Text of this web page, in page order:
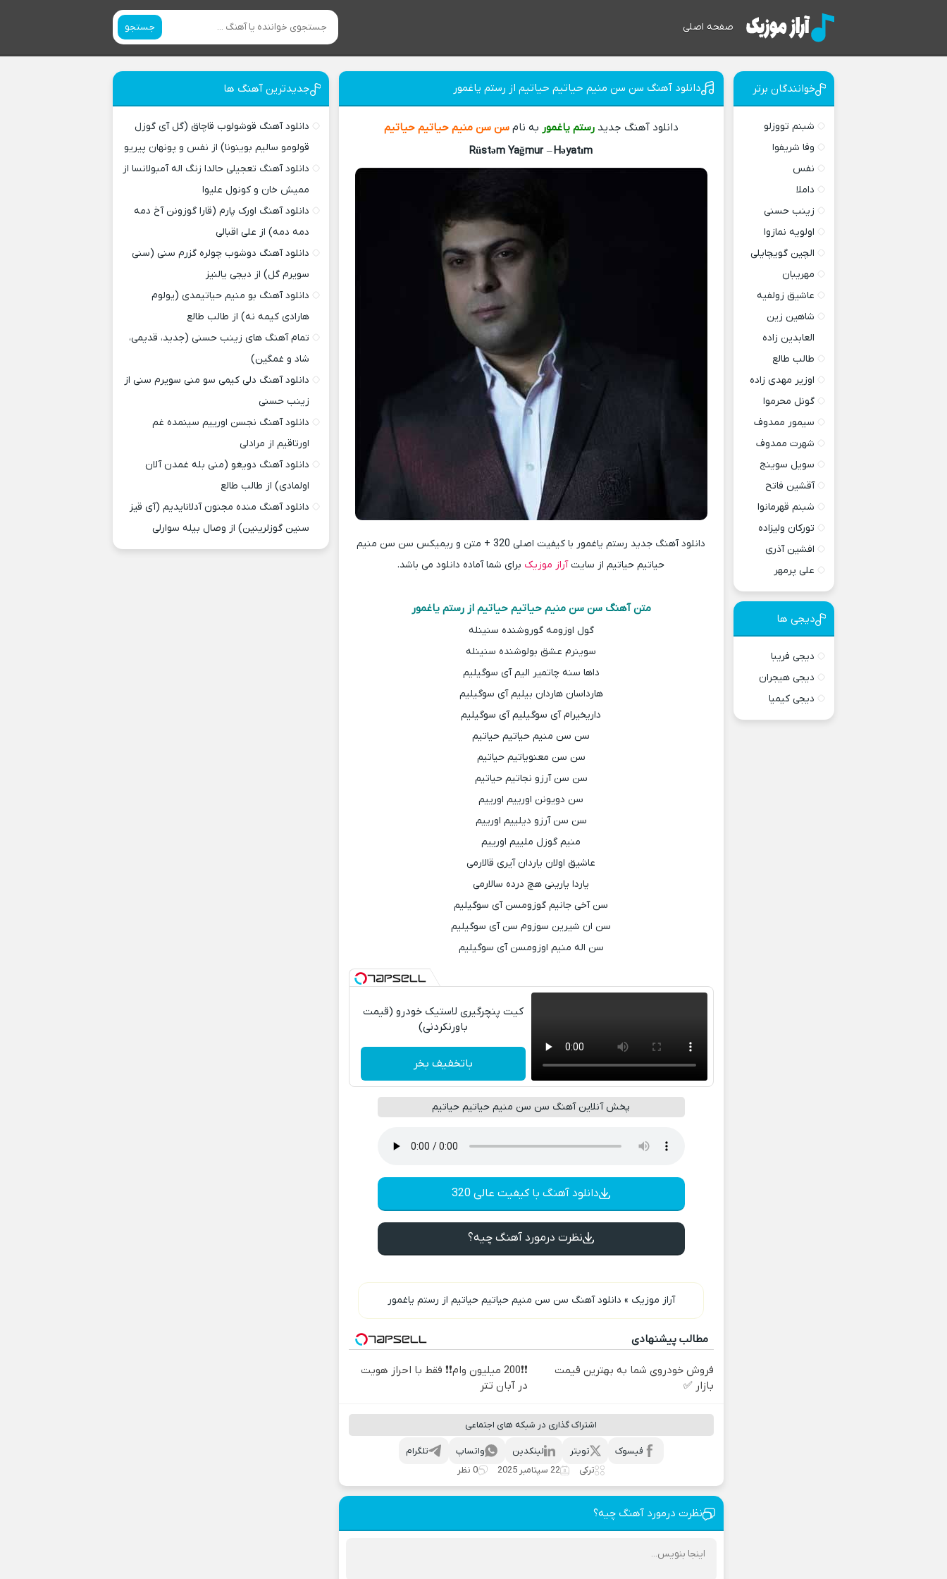
صفحه اصلی جستجو
دانلود آهنگ سن سن منیم حیاتیم حیاتیم از رستم یاغمور
دانلود آهنگ جدیدرستم یاغمور به نامسن سن منیم حیاتیم حیاتیم
Rüstəm Yağmur –Həyatım
دانلود آهنگ جدید رستم یاغمور با کیفیت اصلی 320 + متن و ریمیکس سن سن منیم
حیاتیم حیاتیم از سایتآراز موزیک برای شما آماده دانلود می باشد.
متن آهنگ سن سن منیم حیاتیم حیاتیم از رستم یاغمور
گول اوزومه گوروشنده سنینله
سوینرم عشق بولوشنده سنینله
داها سنه چاتمیر الیم آی سوگیلیم
هارداسان هاردان بیلیم آی سوگیلیم
داریخیرام آی سوگیلیم آی سوگیلیم
سن سن منیم حیاتیم حیاتیم
سن سن معنویاتیم حیاتیم
سن سن آرزو نجاتیم حیاتیم
سن دویونن اورییم اورییم
سن سن آرزو دیلییم اورییم
منیم گوزل ملییم اورییم
عاشیق اولان یاردان آیری قالارمی
یاردا یارینی هچ درده سالارمی
سن آخی جانیم گوزومسن آی سوگیلیم
سن ان شیرین سوزوم سن آی سوگیلیم
سن اله منیم اوزومسن آی سوگیلیم
کیت پنچرگیری لاستیک خودرو (قیمت
باورنکردنی)
باتخفیف بخر
پخش آنلاین آهنگ سن سن منیم حیاتیم حیاتیم
دانلود آهنگ با کیفیت عالی 320
نظرت درمورد آهنگ چیه؟
آراز موزیک » دانلود آهنگ سن سن منیم حیاتیم حیاتیم از رستم یاغمور
مطالب پیشنهادی
فروش خودروی شما به بهترین قیمت
بازار ✅
❗❗200 میلیون وام❗❗ فقط با احراز هویت
در آبان تتر
اشتراک گذاری در شبکه های اجتماعی
تلگرام واتساپ لینکدین تویتر
فیسوک
ترکی
22 سپتامبر 2025 0 نظر
نظرت درمورد آهنگ چیه؟
خوانندگان برتر
شبنم تووزلو
وفا شریفوا
نفس
داملا
زینب حسنی
اولویه نمازوا
الچین گویچایلی
مهریبان
عاشیق زولفیه
شاهین زین
العابدین زاده
طالب طالع
اوزیر مهدی زاده
گونل محرموا
سیمور ممدوف
شهرت ممدوف
سویل سوینج
آقشین فاتح
شبنم قهرمانوا
تورکان ولیزاده
افشین آذری
علی پرمهر
دیجی ها
دیجی فریبا
دیجی هیجران
دیجی کیمیا
جدیدترین آهنگ ها
دانلود آهنگ قوشولوب قاچاق (گل آی گوزل
قولومو سالیم بوینونا) از نفس و پونهان پیریو
دانلود آهنگ تعجیلی حالدا زنگ اله آمبولانسا از
ممیش خان و کونول علیوا
دانلود آهنگ اورک پارم (قارا گوزونن آخ دمه
دمه دمه) از علی اقبالی
دانلود آهنگ دوشوب چولره گزرم سنی (سنی
سویرم گل) از دیجی یالنیز
دانلود آهنگ بو منیم حیاتیمدی (یولوم
هارادی کیمه نه) از طالب طالع
تمام آهنگ های زینب حسنی (جدید، قدیمی،
شاد و غمگین)
دانلود آهنگ دلی کیمی سو منی سویرم سنی از
زینب حسنی
دانلود آهنگ نجسن اورییم سینمده غم
اورتاقیم از مرادلی
دانلود آهنگ دویغو (منی بله غمدن آلان
اولمادی) از طالب طالع
دانلود آهنگ منده مجنون آدلانایدیم (آی قیز
سنین گوزلرینین) از وصال بیله سوارلی